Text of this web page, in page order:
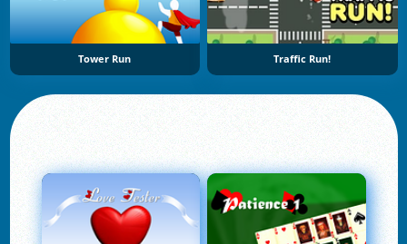
Tower Run Traffic Run!